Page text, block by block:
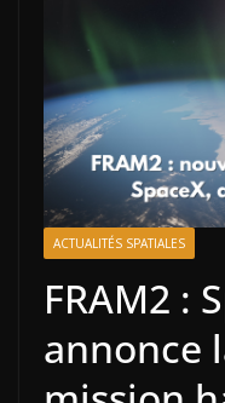
ACTUALITÉS SPATIALES
FRAM2 :
annonce